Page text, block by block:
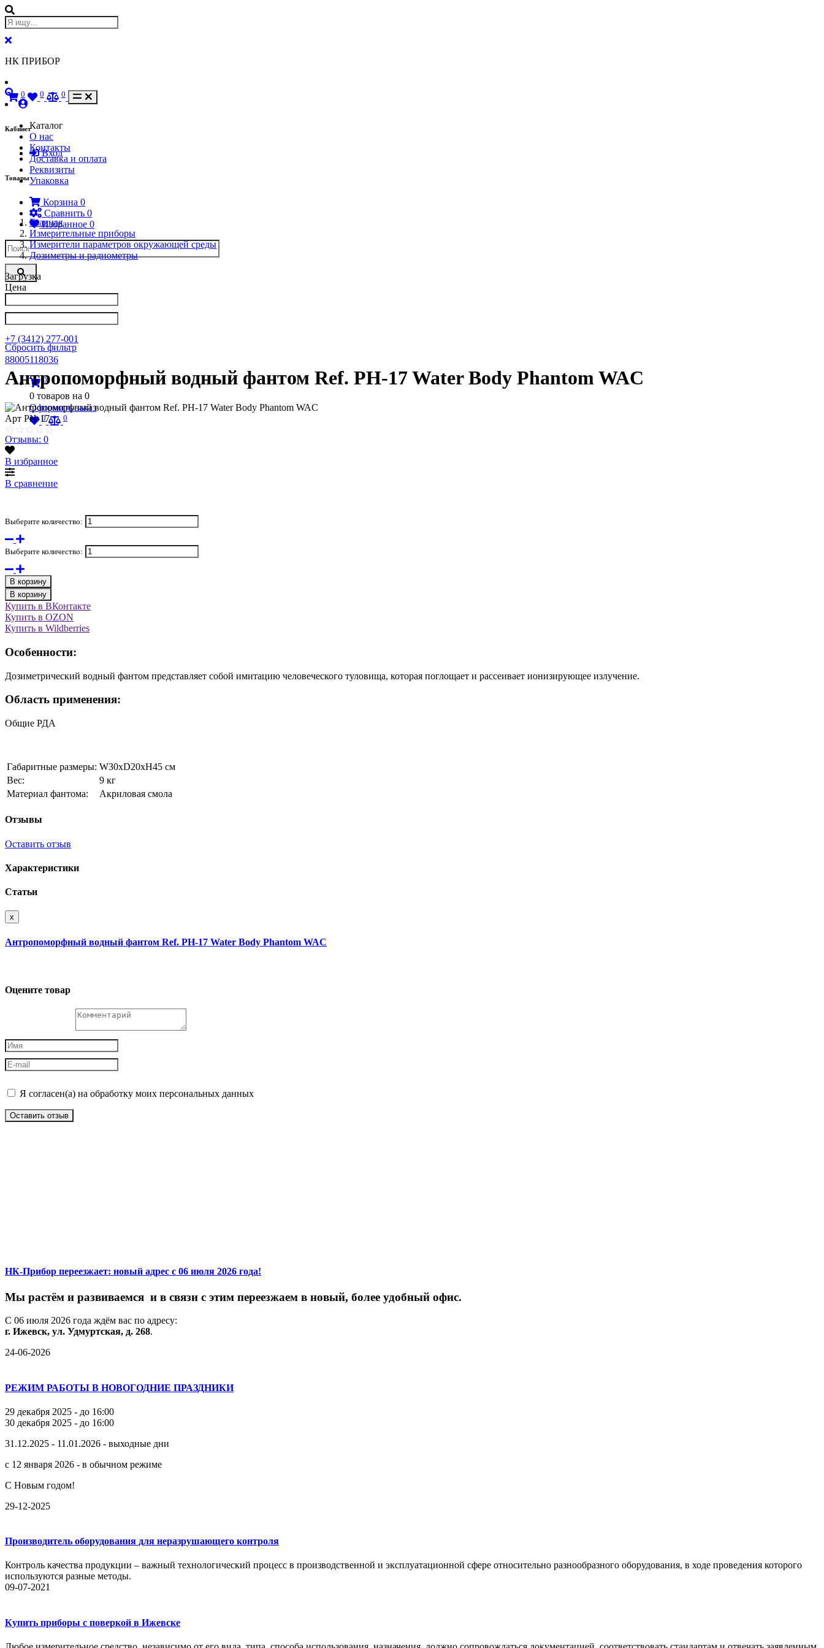
НК ПРИБОР
Кабинет
Вход
Товары
Корзина 0
Сравнить 0
Избранное 0
Написать в Телеграм
+7 (3412) 277-001
88005118036
0
0 товаров на 0
Оформить заказ
0 0
0 0 0
Каталог
О нас
Контакты
Доставка и оплата
Реквизиты
Упаковка
Главная
Измерительные приборы
Измерители параметров окружающей среды
Дозиметры и радиометры
Загрузка
Цена
Сбросить фильтр
Антропоморфный водный фантом Ref. PH-17 Water Body Phantom WAC
Арт PH-17
Отзывы: 0
В избранное
В сравнение
Выберите количество:
Выберите количество:
В корзину
В корзину
Купить в ВКонтакте
Купить в OZON
Купить в Wildberries
Особенности:
Дозиметрический водный фантом представляет собой имитацию человеческого туловища, которая поглощает и рассеивает ионизирующее излучение.
Область применения:
Общие РДА
Габаритные размеры: W30xD20xH45 см
Вес:
9 кг
Материал фантома:
Акриловая смола
Отзывы
Оставить отзыв
Характеристики
Статьи
x
Антропоморфный водный фантом Ref. PH-17 Water Body Phantom WAC
Оцените товар
Я согласен(а) на обработку моих персональных данных
Оставить отзыв
НК-Прибор переезжает: новый адрес с 06 июля 2026 года!
Мы растём и развиваемся и в связи с этим переезжаем в новый, более удобный офис.
С 06 июля 2026 года ждём вас по адресу:
г. Ижевск, ул. Удмуртская, д. 268.
24-06-2026
РЕЖИМ РАБОТЫ В НОВОГОДНИЕ ПРАЗДНИКИ
29 декабря 2025 - до 16:00
30 декабря 2025 - до 16:00
31.12.2025 - 11.01.2026 - выходные дни
с 12 января 2026 - в обычном режиме
С Новым годом!
29-12-2025
Производитель оборудования для неразрушающего контроля
Контроль качества продукции – важный технологический процесс в производственной и эксплуатационной сфере относительно разнообразного оборудования, в ходе проведения которого
используются разные методы.
09-07-2021
Купить приборы с поверкой в Ижевске